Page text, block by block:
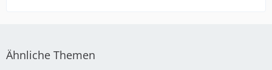
Ähnliche Themen